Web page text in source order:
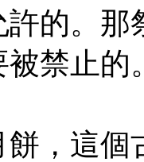
的。那
被禁止
餅，這